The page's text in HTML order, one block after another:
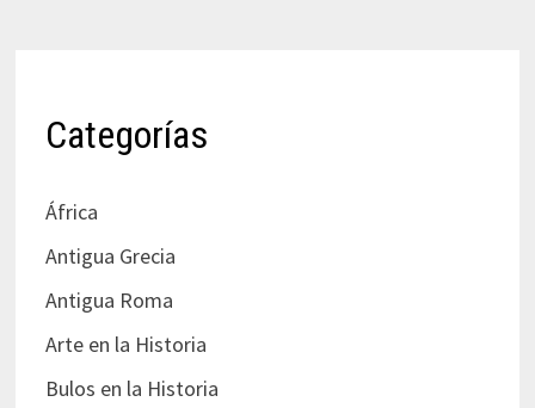
Categorías
África
Antigua Grecia
Antigua Roma
Arte en la Historia
Bulos en la Historia